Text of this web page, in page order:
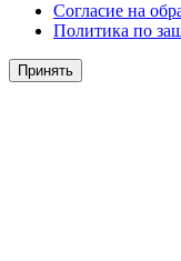
Согласие на
Политика по
Принять